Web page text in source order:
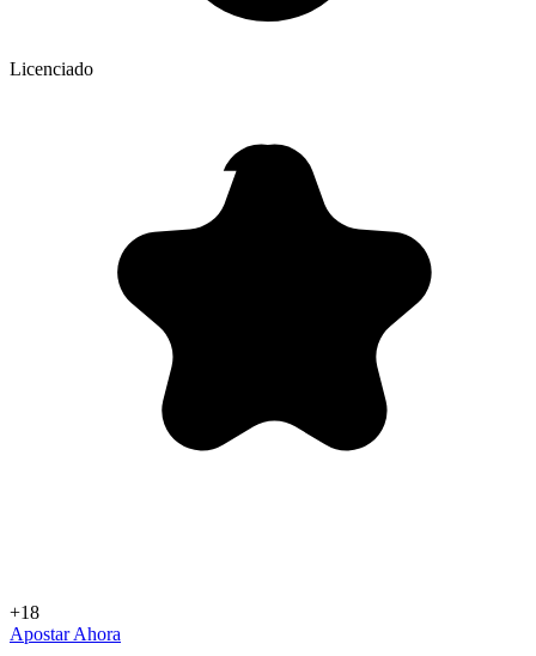
Licenciado
+18
Apostar Ahora